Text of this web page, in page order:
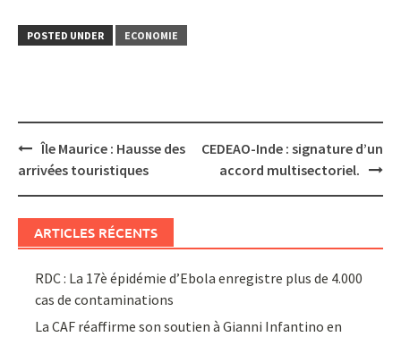
POSTED UNDER ECONOMIE
Post
navigation
Île Maurice : Hausse des
arrivées touristiques
CEDEAO-Inde : signature d’un
accord multisectoriel.
ARTICLES RÉCENTS
RDC : La 17è épidémie d’Ebola enregistre plus de 4.000
cas de contaminations
La CAF réaffirme son soutien à Gianni Infantino en